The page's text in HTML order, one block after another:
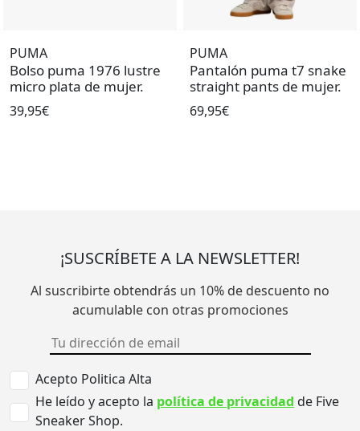
PUMA
Bolso puma 1976 lustre
micro plata de mujer.
39,95€
PUMA
Pantalón puma t7 snake
straight pants de mujer.
69,95€
¡SUSCRÍBETE A LA NEWSLETTER!
Al suscribirte obtendrás un 10% de descuento no
acumulable con otras promociones
Acepto Politica Alta
He leído y acepto la política de privacidad de Five
Sneaker Shop.